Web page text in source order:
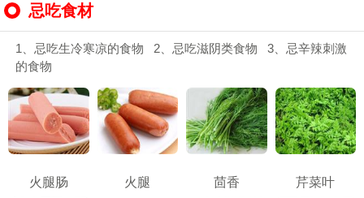
忌吃食材
1、忌吃生冷寒凉的食物 2、忌吃滋阴类食物 3、忌辛辣刺激
的食物
火腿肠 火腿 茴香 芹菜叶